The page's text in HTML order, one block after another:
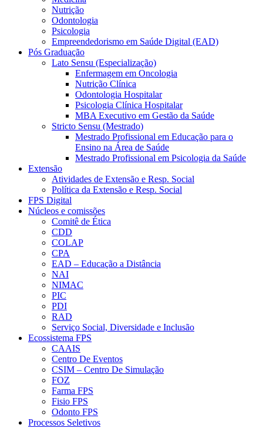
Nutrição
Odontologia
Psicologia
Empreendedorismo em Saúde Digital (EAD)
Pós Graduação
Lato Sensu (Especialização)
Enfermagem em Oncologia
Nutrição Clínica
Odontologia Hospitalar
Psicologia Clínica Hospitalar
MBA Executivo em Gestão da Saúde
Stricto Sensu (Mestrado)
Mestrado Profissional em Educação para o
Ensino na Área de Saúde
Mestrado Profissional em Psicologia da Saúde
Extensão
Atividades de Extensão e Resp. Social
Política da Extensão e Resp. Social
FPS Digital
Núcleos e comissões
Comitê de Ética
CDD
COLAP
CPA
EAD – Educação a Distância
NAI
NIMAC
PIC
PDI
RAD
Serviço Social, Diversidade e Inclusão
Ecossistema FPS
CAAIS
Centro De Eventos
CSIM – Centro De Simulação
FOZ
Farma FPS
Fisio FPS
Odonto FPS
Processos Seletivos